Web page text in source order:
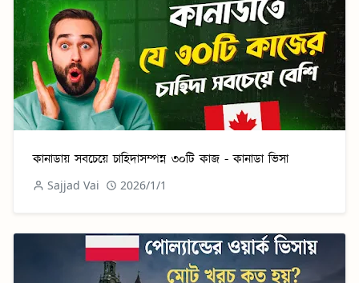
কানাডায় সবচেয়ে চাহিদাসম্পন্ন ৩০টি কাজ - কানাডা ভিসা
Sajjad Vai 2026/1/1